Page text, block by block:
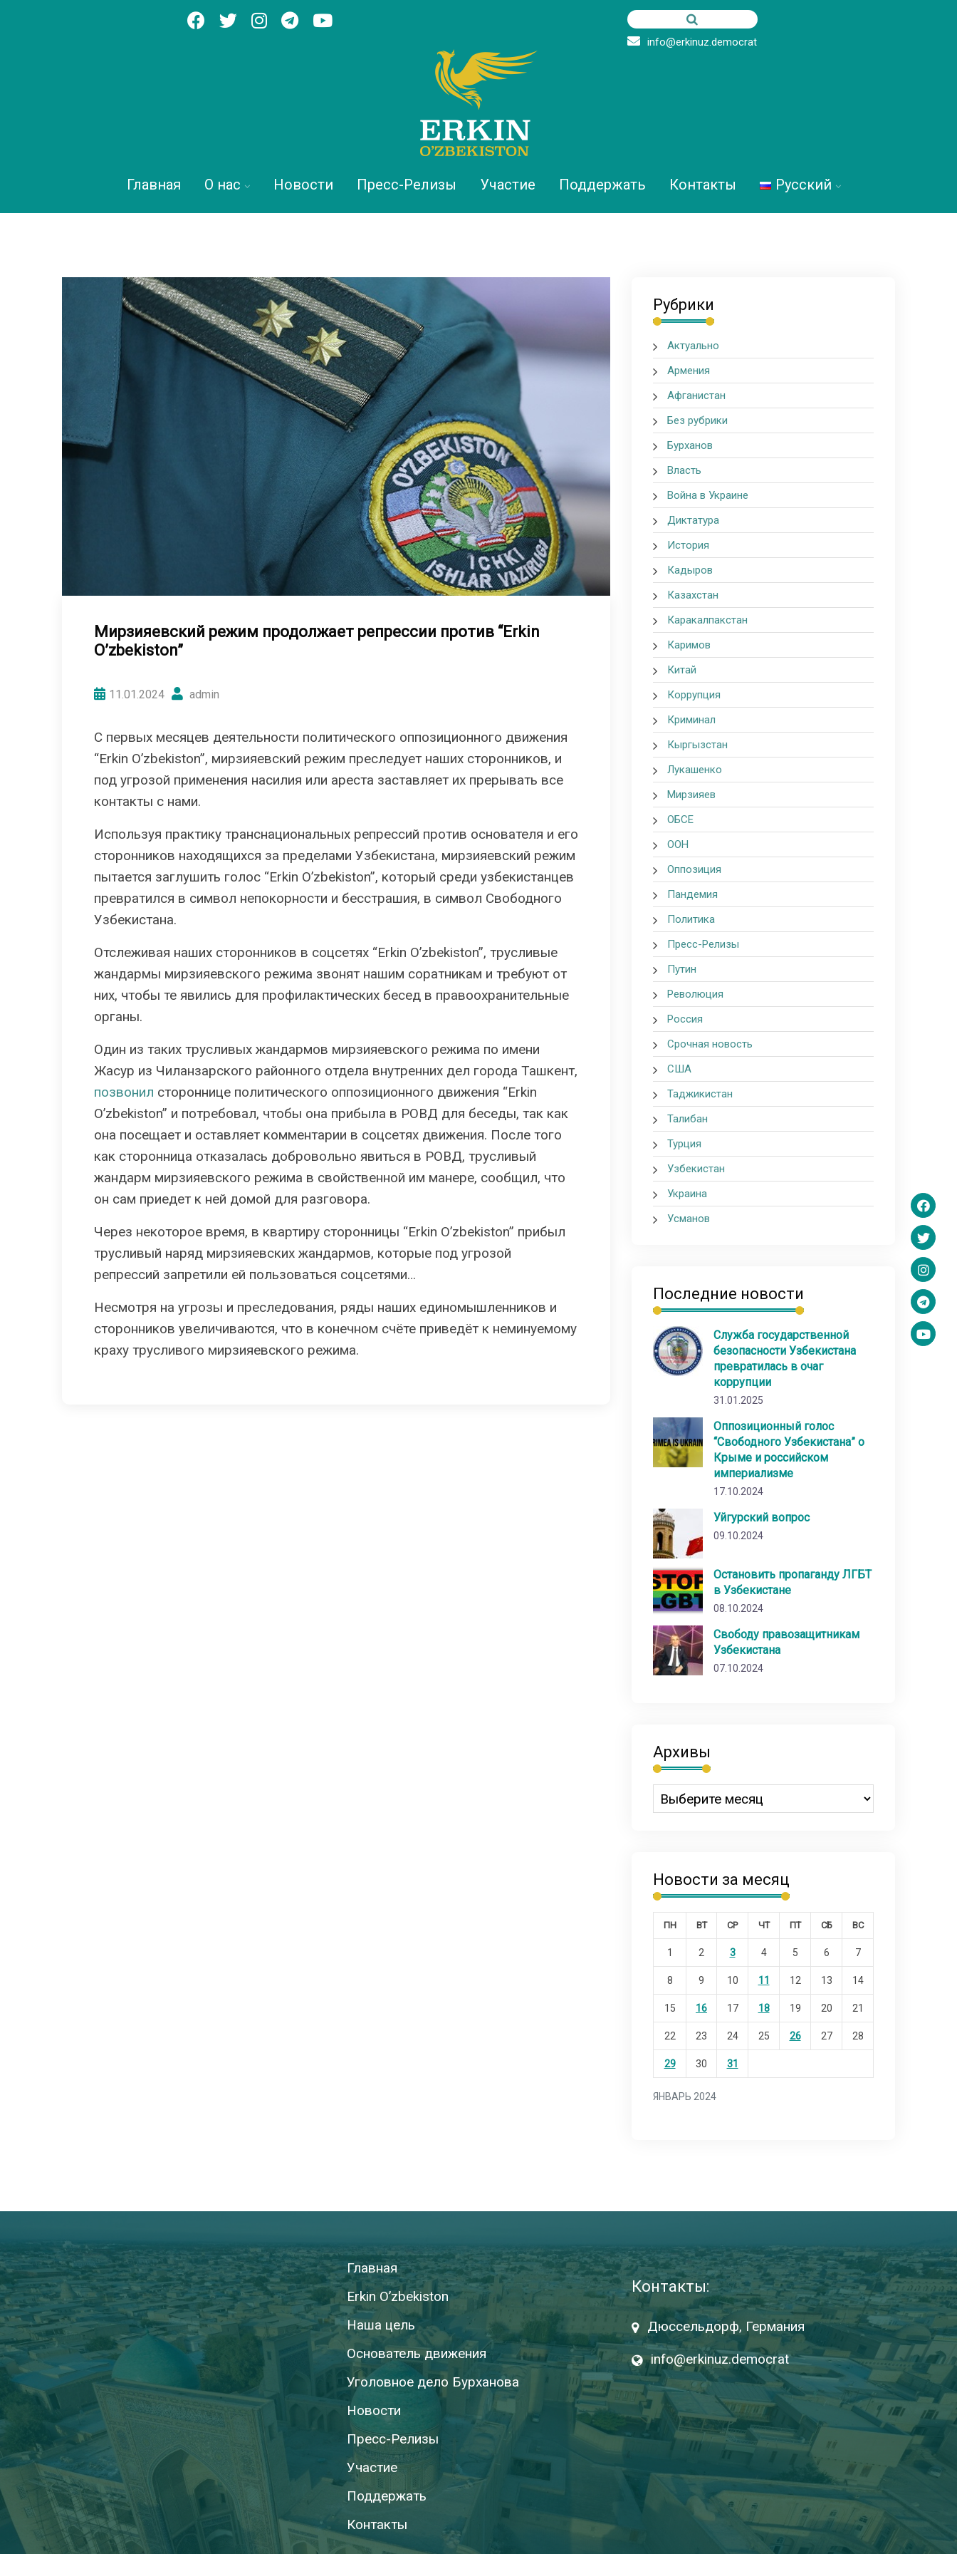
info@erkinuz.democrat
Главная О нас Новости Пресс-Релизы Участие Поддержать Контакты Русский
Мирзияевский режим продолжает репрессии против “Erkin
O’zbekiston”
11.01.2024 admin
С первых месяцев деятельности политического оппозиционного движения
“Erkin O’zbekiston”, мирзияевский режим преследует наших сторонников, и
под угрозой применения насилия или ареста заставляет их прерывать все
контакты с нами.
Используя практику транснациональных репрессий против основателя и его
сторонников находящихся за пределами Узбекистана, мирзияевский режим
пытается заглушить голос “Erkin O’zbekiston”, который среди узбекистанцев
превратился в символ непокорности и бесстрашия, в символ Свободного
Узбекистана.
Отслеживая наших сторонников в соцсетях “Erkin O’zbekiston”, трусливые
жандармы мирзияевского режима звонят нашим соратникам и требуют от
них, чтобы те явились для профилактических бесед в правоохранительные
органы.
Один из таких трусливых жандармов мирзияевского режима по имени
Жасур из Чиланзарского районного отдела внутренних дел города Ташкент,
позвонил стороннице политического оппозиционного движения “Erkin
O’zbekiston” и потребовал, чтобы она прибыла в РОВД для беседы, так как
она посещает и оставляет комментарии в соцсетях движения. После того
как сторонница отказалась добровольно явиться в РОВД, трусливый
жандарм мирзияевского режима в свойственной им манере, сообщил, что
он сам приедет к ней домой для разговора.
Через некоторое время, в квартиру сторонницы “Erkin O’zbekiston” прибыл
трусливый наряд мирзияевских жандармов, которые под угрозой
репрессий запретили ей пользоваться соцсетями…
Несмотря на угрозы и преследования, ряды наших единомышленников и
сторонников увеличиваются, что в конечном счёте приведёт к неминуемому
краху трусливого мирзияевского режима.
Рубрики
Актуально
Армения
Афганистан
Без рубрики
Бурханов
Власть
Война в Украине
Диктатура
История
Кадыров
Казахстан
Каракалпакстан
Каримов
Китай
Коррупция
Криминал
Кыргызстан
Лукашенко
Мирзияев
ОБСЕ
ООН
Оппозиция
Пандемия
Политика
Пресс-Релизы
Путин
Революция
Россия
Срочная новость
США
Таджикистан
Талибан
Турция
Узбекистан
Украина
Усманов
Последние новости
Служба государственной
безопасности Узбекистана
превратилась в очаг
коррупции
31.01.2025
Оппозиционный голос
“Свободного Узбекистана” о
Крыме и российском
империализме
17.10.2024
Уйгурский вопрос
09.10.2024
Остановить пропаганду ЛГБТ
в Узбекистане
08.10.2024
Свободу правозащитникам
Узбекистана
07.10.2024
Архивы
Новости за месяц
ЯНВАРЬ 2024
ПН ВТ СР ЧТ ПТ СБ ВС
1 2 3 4 5 6 7
8 9 10 11 12 13 14
15 16 17 18 19 20 21
22 23 24 25 26 27 28
29 30 31
Главная
Erkin O’zbekiston
Наша цель
Основатель движения
Уголовное дело Бурханова
Новости
Пресс-Релизы
Участие
Поддержать
Контакты
Контакты:
Дюссельдорф, Германия
info@erkinuz.democrat